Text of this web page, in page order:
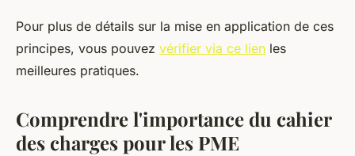
Pour plus de détails sur la mise en application de ces
principes, vous pouvez vérifier via ce lien les
meilleures pratiques.
Comprendre l'importance du cahier
des charges pour les PME